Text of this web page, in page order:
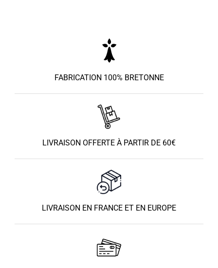
FABRICATION 100% BRETONNE
LIVRAISON OFFERTE À PARTIR DE 60€
LIVRAISON EN FRANCE ET EN EUROPE